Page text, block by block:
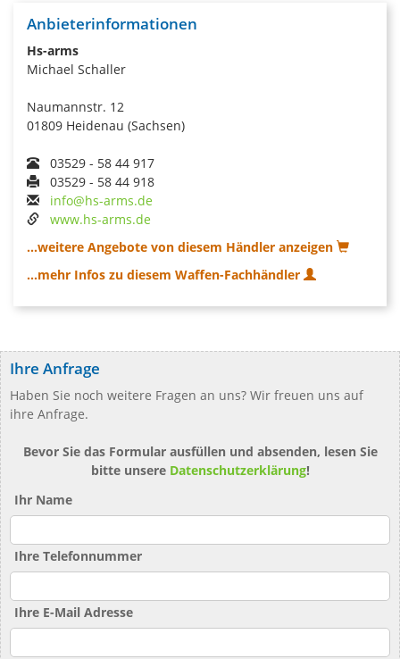
Anbieterinformationen
Hs-arms
Michael Schaller
Naumannstr. 12
01809 Heidenau (Sachsen)
03529 - 58 44 917
03529 - 58 44 918
info@hs-arms.de
www.hs-arms.de
...weitere Angebote von diesem Händler anzeigen
...mehr Infos zu diesem Waffen-Fachhändler
Ihre Anfrage
Haben Sie noch weitere Fragen an uns? Wir freuen uns auf
ihre Anfrage.
Bevor Sie das Formular ausfüllen und absenden, lesen Sie
bitte unsere Datenschutzerklärung!
Ihr Name
Ihre Telefonnummer
Ihre E-Mail Adresse